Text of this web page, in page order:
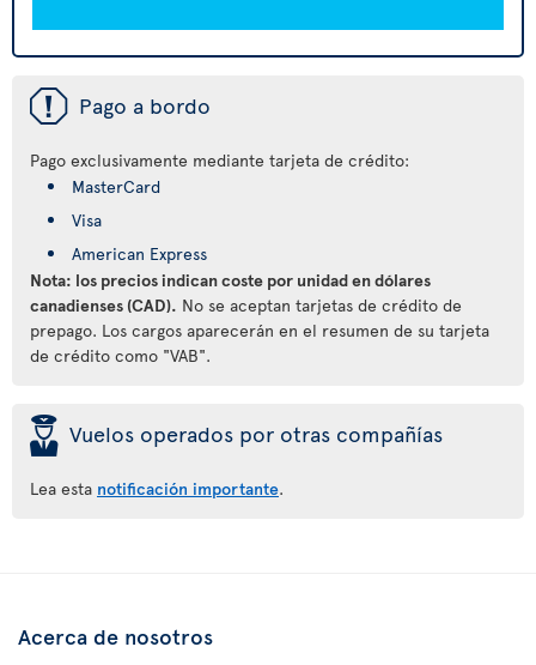
ü Pago a bordo
Pago exclusivamente mediante tarjeta de crédito:
MasterCard
Visa
American Express
Nota: los precios indican coste por unidad en dólares
canadienses (CAD). No se aceptan tarjetas de crédito de
prepago. Los cargos aparecerán en el resumen de su tarjeta
de crédito como "VAB".
þ Vuelos operados por otras compañías
Lea esta notificación importante.
Acerca de nosotros